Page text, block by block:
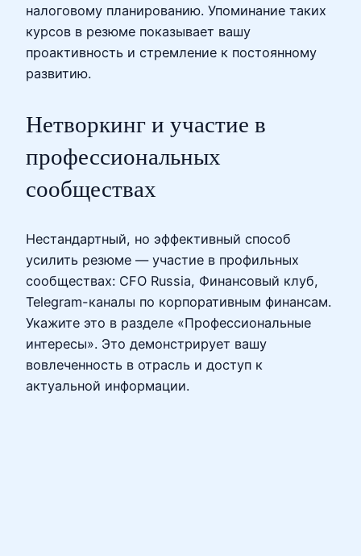
налоговому планированию. Упоминание таких
курсов в резюме показывает вашу
проактивность и стремление к постоянному
развитию.
Нетворкинг и участие в
профессиональных
сообществах
Нестандартный, но эффективный способ
усилить резюме — участие в профильных
сообществах: CFO Russia, Финансовый клуб,
Telegram-каналы по корпоративным финансам.
Укажите это в разделе «Профессиональные
интересы». Это демонстрирует вашу
вовлеченность в отрасль и доступ к
актуальной информации.